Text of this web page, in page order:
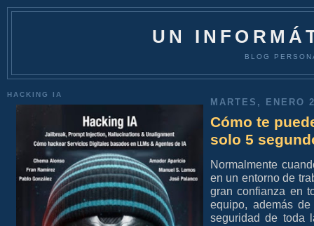
UN
BLOG
HACKING IA
MARTES, ENERO
Cómo te
solo 5
Normalmente
en un entorno de
gran confianza en
equipo, además
seguridad de toda